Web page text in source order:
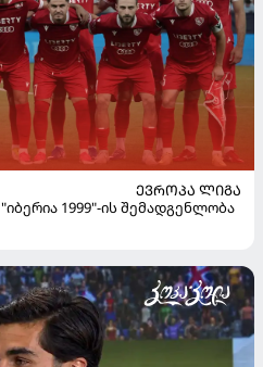
ᲔᲕᲠᲝᲞᲐ ᲚᲘᲒᲐ
1999"-ის შემადგენლობა